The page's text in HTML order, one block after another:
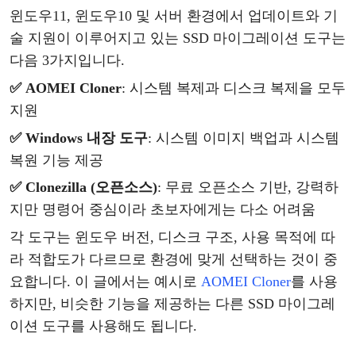
윈도우11, 윈도우10 및 서버 환경에서 업데이트와 기
술 지원이 이루어지고 있는 SSD 마이그레이션 도구는
다음 3가지입니다.
✅ AOMEI Cloner: 시스템 복제 과 디스크 복제 을 모두
지원
✅ Windows 내장 도구: 시스템 이미지 백업과 시스템
복원 기능 제공
✅ Clonezilla (오픈소스): 무료 오픈소스 기반, 강력하
지만 명령어 중심이라 초보자에게는 다소 어려움
각 도구는 윈도우 버전, 디스크 구조, 사용 목적에 따
라 적합도가 다르므로 환경에 맞게 선택하는 것이 중
요합니다. 이 글에서는 예시로 AOMEI Cloner를 사용
하지만, 비슷한 기능을 제공하는 다른 SSD 마이그레
이션 도구를 사용해도 됩니다.